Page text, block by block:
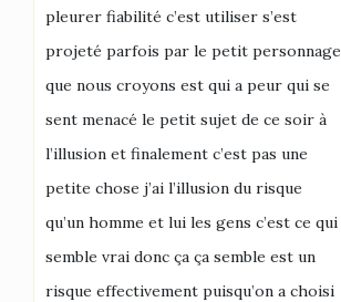
pleurer fiabilité c’est utiliser s’est
projeté parfois par le petit personnage
que nous croyons est qui a peur qui se
sent menacé le petit sujet de ce soir à
l’illusion et finalement c’est pas une
petite chose j’ai l’illusion du risque
qu’un homme et lui les gens c’est ce qui
semble vrai donc ça ça semble est un
risque effectivement puisqu’on a choisi